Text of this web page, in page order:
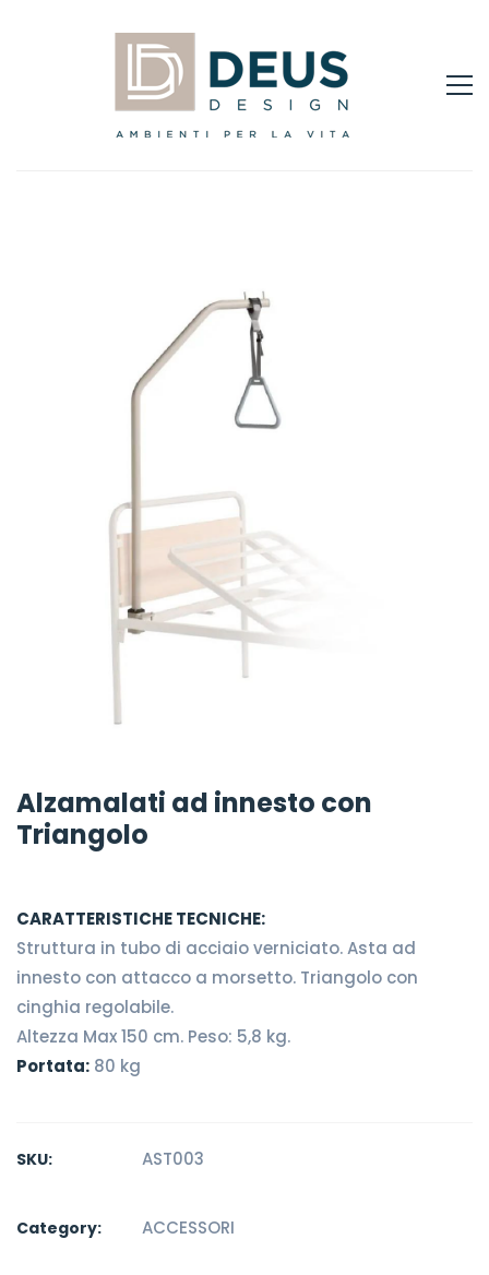
Alzamalati ad innesto con
Triangolo
CARATTERISTICHE TECNICHE:
Struttura in tubo di acciaio verniciato. Asta ad
innesto con attacco a morsetto. Triangolo con
cinghia regolabile.
Altezza Max 150 cm. Peso: 5,8 kg.
Portata: 80 kg
SKU: AST003
Category: ACCESSORI